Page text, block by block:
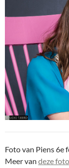
Foto van Piens 6e
Meer van deze